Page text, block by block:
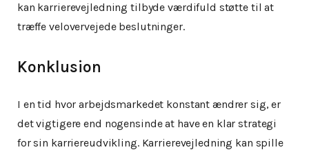
kan karrierevejledning tilbyde værdifuld støtte til at
træffe velovervejede beslutninger.
Konklusion
I en tid hvor arbejdsmarkedet konstant ændrer sig, er
det vigtigere end nogensinde at have en klar strategi
for sin karriereudvikling. Karrierevejledning kan spille